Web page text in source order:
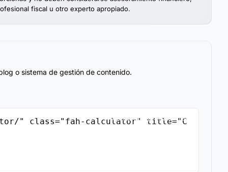
fiscal u otro experto apropiado.
o sistema de gestión de contenido.
" class="fah-calculator" title="C
Copiar Código de Inserción